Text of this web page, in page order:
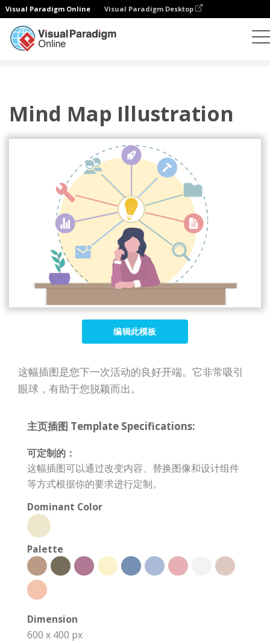
Visual Paradigm Online Visual Paradigm Desktop
Mind Map Illustration
编辑此模板
这幅插图是您下一次活动的良好开端。它非常吸引
眼球，有助于您脱颖而出。
主页插图 Template Specifications:
可定制的：
这幅插图可以通过改变内容、替换图像和设计组件
等方式根据你的要求进行定制。
Dominant Color
Palette
Dimension
600 x 400 px